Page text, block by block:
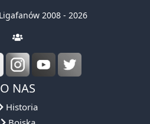
2008 - 2026
O NAS
Historia